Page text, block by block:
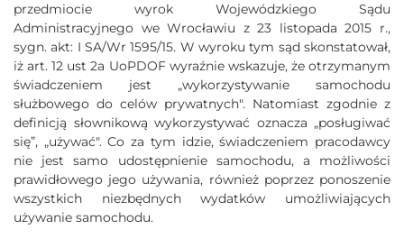
przedmiocie wyrok Wojewódzkiego Sądu
Administracyjnego we Wrocławiu z 23 listopada 2015 r.,
sygn. akt: I SA/Wr 1595/15. W wyroku tym sąd skonstatował,
iż art. 12 ust 2a UoPDOF wyraźnie wskazuje, że otrzymanym
świadczeniem jest „wykorzystywanie samochodu
służbowego do celów prywatnych". Natomiast zgodnie z
definicją słownikową wykorzystywać oznacza „posługiwać
się”, „używać". Co za tym idzie, świadczeniem pracodawcy
nie jest samo udostępnienie samochodu, a możliwości
prawidłowego jego używania, również poprzez ponoszenie
wszystkich niezbędnych wydatków umożliwiających
używanie samochodu.